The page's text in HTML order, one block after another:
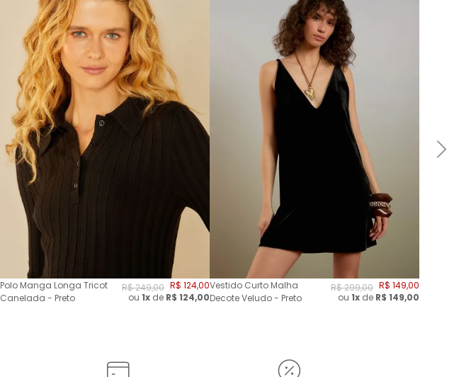
Polo Manga Longa Tricot
Canelada - Preto
R$249,00 R$ 124,00
ou 1x de R$ 124,00
Vestido Curto Malha
Decote Veludo - Preto
R$299,00 R$ 149,00
ou 1x de R$ 149,00